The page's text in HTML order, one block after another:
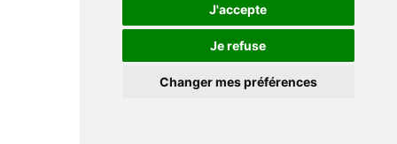
J'accepte
Je refuse
Changer mes préférences